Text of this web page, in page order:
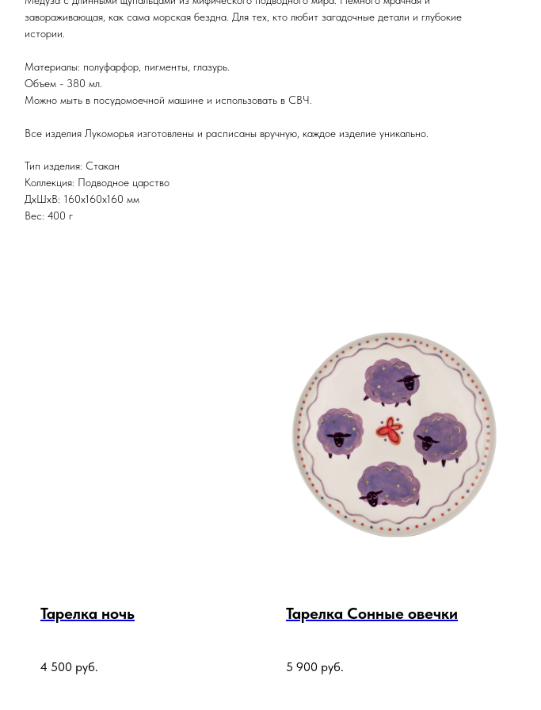
завораживающая, как сама морская бездна. Для тех, кто любит загадочные детали и глубокие
истории.
Материалы: полуфарфор, пигменты, глазурь.
Объем - 380 мл.
Можно мыть в посудомоечной машине и использовать в СВЧ.
Все изделия Лукоморья изготовлены и расписаны вручную, каждое изделие уникально.
Тип изделия: Стакан
Коллекция: Подводное царство
ДxШxВ: 160x160x160 мм
Вес: 400 г
Тарелка ночь
4 500 руб.
Тарелка Сонные овечки
5 900 руб.